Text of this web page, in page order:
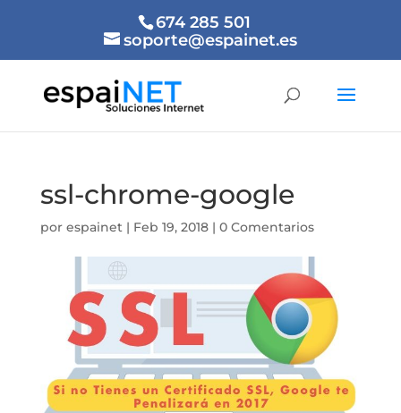
674 285 501
soporte@espainet.es
ssl-chrome-google
por espainet| Feb 19, 2018| 0 Comentarios